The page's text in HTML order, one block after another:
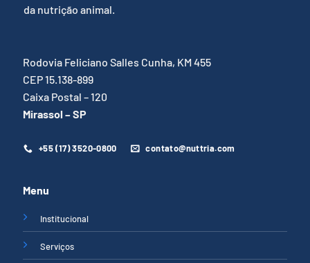
da nutrição animal.
Rodovia Feliciano Salles Cunha, KM 455
CEP 15.138-899
Caixa Postal – 120
Mirassol – SP
+55 (17) 3520-0800 contato@nuttria.com
Menu
Institucional
Serviços